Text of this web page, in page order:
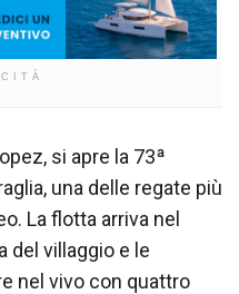
si apre la 73ª
una delle regate più
La flotta arriva nel
del villaggio e le
nel vivo con quattro